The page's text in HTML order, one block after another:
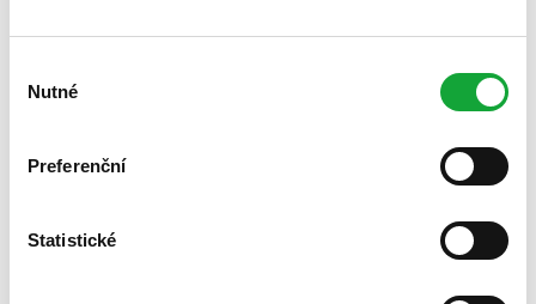
souhlasu
Nutné
Preferenční
Statistické